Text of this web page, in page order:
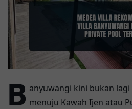
B anyuwangi kini bukan
menuju Kawah Ijen atau